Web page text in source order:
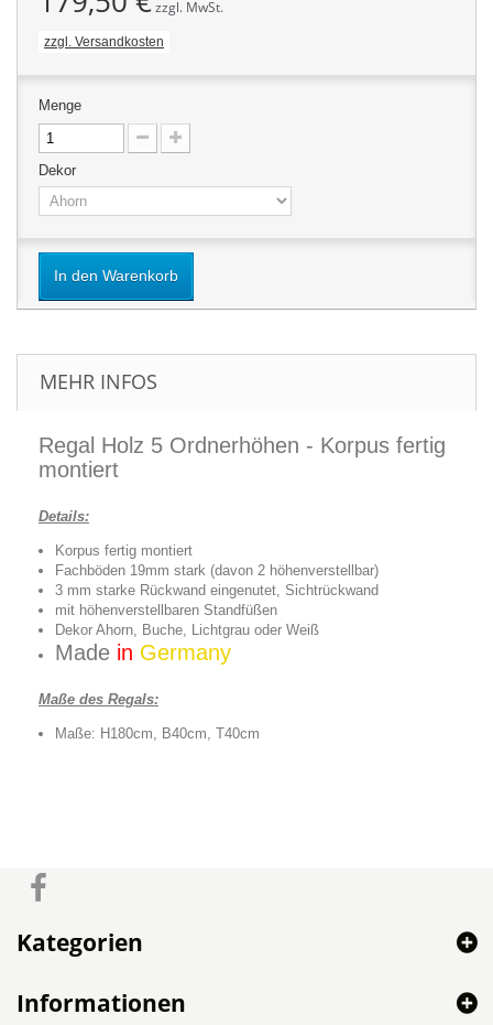
zzgl. MwSt.
zzgl. Versandkosten
Menge
Dekor
In den Warenkorb
MEHR INFOS
Regal Holz 5 Ordnerhöhen - Korpus fertig
montiert
Details:
Korpus fertig montiert
Fachböden 19mm stark (davon 2 höhenverstellbar)
3 mm starke Rückwand eingenutet, Sichtrückwand
mit höhenverstellbaren Standfüßen
Dekor Ahorn, Buche, Lichtgrau oder Weiß
Made in Germany
Maße des Regals:
Maße: H180cm, B40cm, T40cm
Kategorien
Informationen